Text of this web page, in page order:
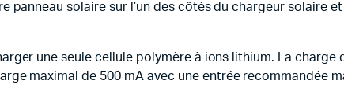
panneau solaire sur l’un des côtés du chargeur solaire
une seule cellule polymère à ions lithium. La
maximal de 500 mA avec une entrée recommandée